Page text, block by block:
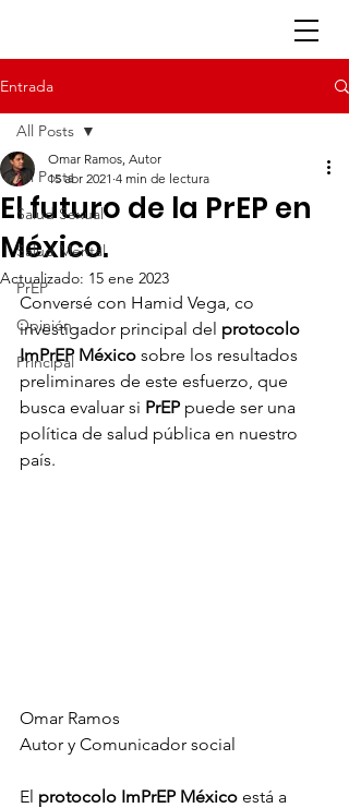
Entrada
All Posts
Salud Sexual
Salud Mental
PrEP
Opinión
Principal
All Posts
El futuro de la PrEP en
México.
Omar Ramos, Autor
15 abr 2021 4 min de lectura
Actualizado: 15 ene 2023
Conversé con Hamid Vega, co
investigador principal del protocolo
ImPrEP México sobre los resultados
preliminares de este esfuerzo, que
busca evaluar si PrEP puede ser una
política de salud pública en nuestro
país.
Omar Ramos
Autor y Comunicador social
El protocolo ImPrEP México está a